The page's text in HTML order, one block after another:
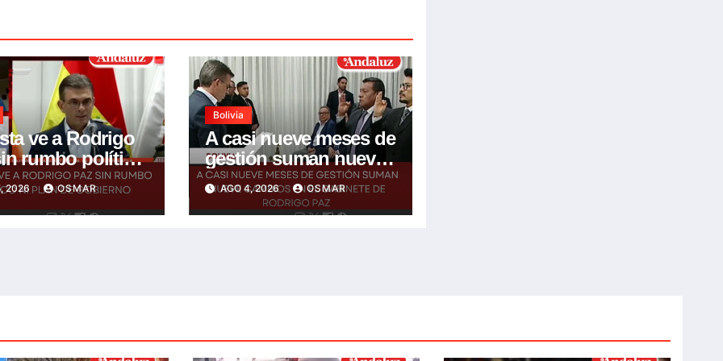
ve a Rodrigo
rumbo político
de gobierno
2026 OSMAR
Bolivia
A casi nueve meses de
gestión suman nueve
cambios en el
gabinete de Rodrigo
Paz
AGO 4, 2026 OSMAR